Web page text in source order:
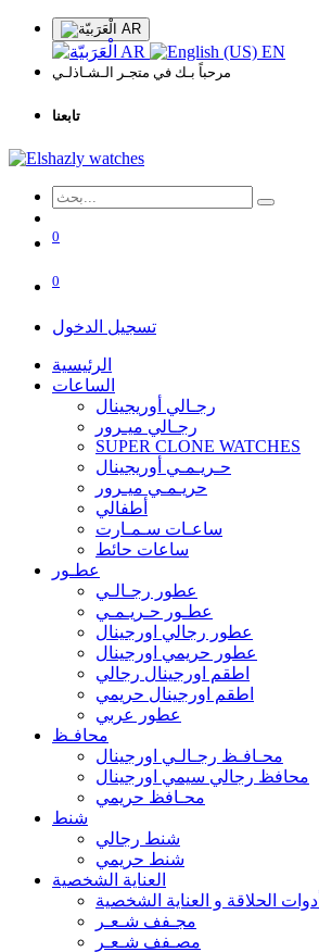
AR
AR EN
مرحباً بـك في متجـر الـشـاذلـي
تابعنا
0
0
تسجيل الدخول
الرئيسية
الساعات
رجـالي أوريجينال
رجـالي ميـرور
SUPER CLONE WATCHES
حـريـمـي أوريجينال
حريـمـي ميـرور
أطفالي
ساعـات سـمـارت
ساعات حائط
عطـور
عطور رجـالـي
عطـور حـريـمـي
عطور رجالي اورجينال
عطور حريمي اورجينال
اطقم اورجينال رجالي
اطقم اورجينال حريمي
عطور عربي
محافـظ
محـافـظ رجـالـي اورجينال
محافظ رجالي سيمي اورجينال
محـافظ حريمي
شنط
شنط رجالي
شنط حريمي
العناية الشخصية
أدوات الحلاقة و العناية الشخصية
مجـفف شـعـر
مصـفف شـعـر